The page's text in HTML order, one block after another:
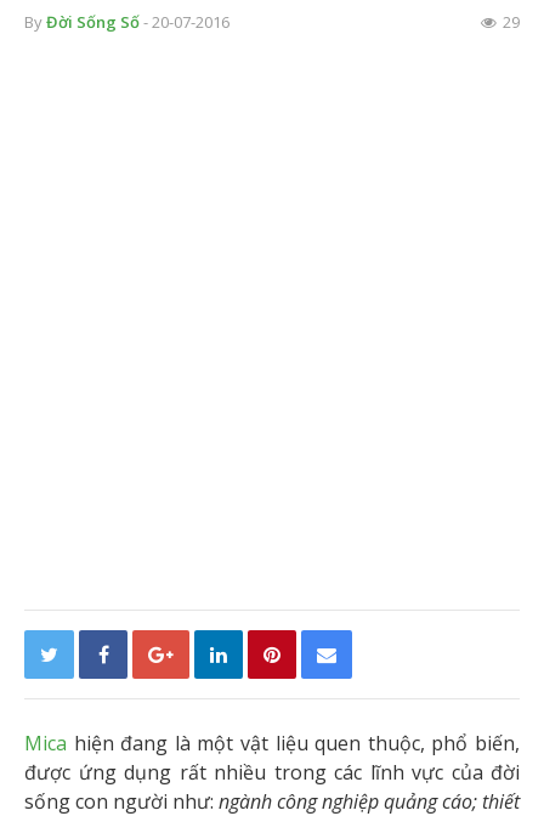
ByĐời Sống Số- 20-07-2016 29
Mica hiện đang là một vật liệu quen thuộc, phổ biến,
được ứng dụng rất nhiều trong các lĩnh vực của đời
sống con người như: ngành công nghiệp quảng cáo; thiết